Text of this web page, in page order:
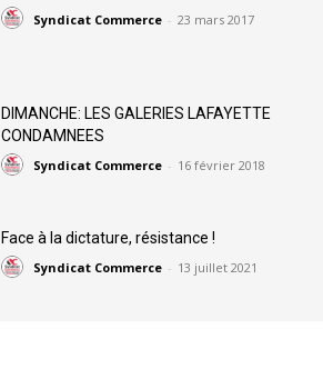
Syndicat Commerce - 23 mars 2017
DIMANCHE: LES GALERIES LAFAYETTE
CONDAMNEES
Syndicat Commerce - 16 février 2018
Face à la dictature, résistance !
Syndicat Commerce - 13 juillet 2021